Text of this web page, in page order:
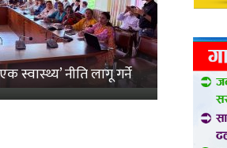
स्वास्थ्य’ नीति लागू गर्ने